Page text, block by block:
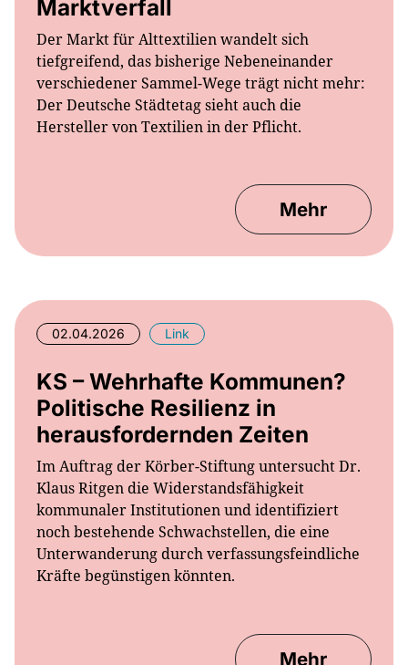
Der Markt für Alttextilien wandelt sich
tiefgreifend, das bisherige Nebeneinander
verschiedener Sammel-Wege trägt nicht mehr:
Der Deutsche Städtetag sieht auch die
Hersteller von Textilien in der Pflicht.
Mehr
02.04.2026 Link
KS – Wehrhafte Kommunen?
Politische Resilienz in
herausfordernden Zeiten
Im Auftrag der Körber-Stiftung untersucht Dr.
Klaus Ritgen die Widerstandsfähigkeit
kommunaler Institutionen und identifiziert
noch bestehende Schwachstellen, die eine
Unterwanderung durch verfassungsfeindliche
Kräfte begünstigen könnten.
Mehr